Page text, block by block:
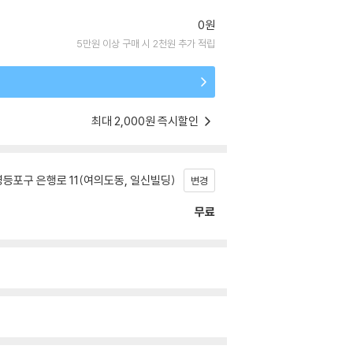
0원
5만원 이상 구매 시 2천원 추가 적립
최대 2,000원 즉시할인
포구 은행로 11(여의도동, 일신빌딩) 변경
무료